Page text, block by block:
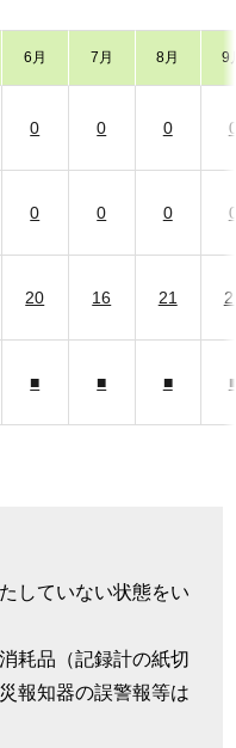
6月 7月 8月 9
0 0 0
0 0 0
20 16 21
■ ■ ■
していない状態をい
耗品（記録計の紙切
報知器の誤警報等は